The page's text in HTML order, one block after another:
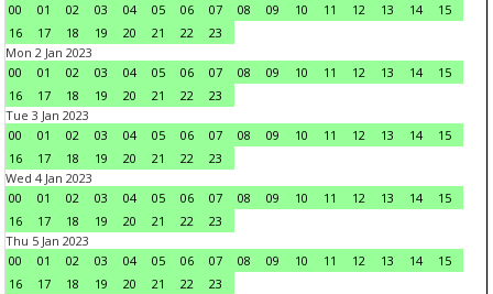
00
01 02 03 04 05 06 07 08 09 10 11 12 13 14
15
16
17 18 19 20 21 22
23
Mon 2 Jan 2023
00
01 02 03 04 05 06 07 08 09 10 11 12 13 14
15
16
17 18 19 20 21 22
23
Tue 3 Jan 2023
00
01 02 03 04 05 06 07 08 09 10 11 12 13 14
15
16
17 18 19 20 21 22
23
Wed 4 Jan 2023
00
01 02 03 04 05 06 07 08 09 10 11 12 13 14
15
16
17 18 19 20 21 22
23
Thu 5 Jan 2023
00
01 02 03 04 05 06 07 08 09 10 11 12 13 14
15
16
17 18 19 20 21 22
23